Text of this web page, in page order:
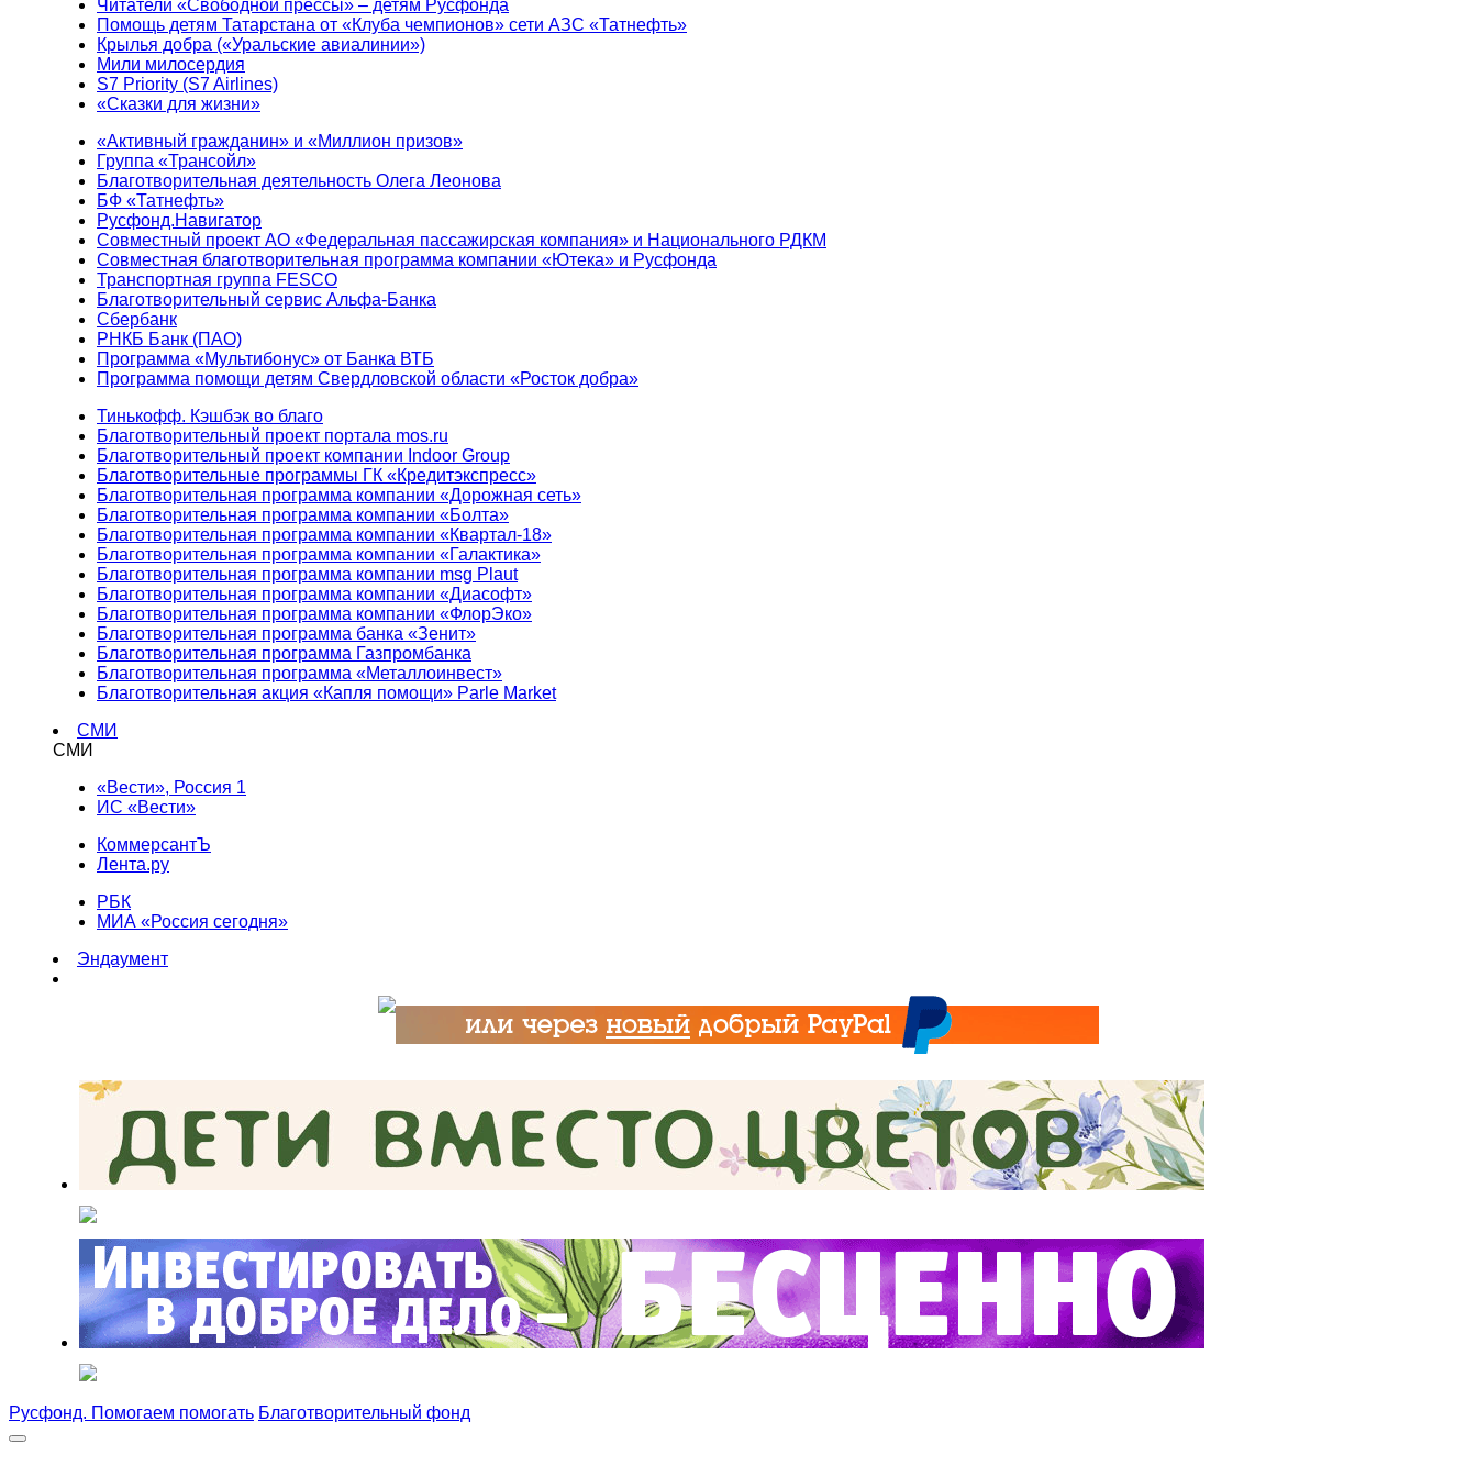
Читатели «Свободной прессы» – детям Русфонда
Помощь детям Татарстана от «Клуба чемпионов» сети АЗС «Татнефть»
Крылья добра («Уральские авиалинии»)
Мили милосердия
S7 Priority (S7 Airlines)
«Сказки для жизни»
«Активный гражданин» и «Миллион призов»
Группа «Трансойл»
Благотворительная деятельность Олега Леонова
БФ «Татнефть»
Русфонд.Навигатор
Совместный проект АО «Федеральная пассажирская компания» и Национального РДКМ
Совместная благотворительная программа компании «Ютека» и Русфонда
Транспортная группа FESCO
Благотворительный сервис Альфа-Банка
Сбербанк
РНКБ Банк (ПАО)
Программа «Мультибонус» от Банка ВТБ
Программа помощи детям Свердловской области «Росток добра»
Тинькофф. Кэшбэк во благо
Благотворительный проект портала mos.ru
Благотворительный проект компании Indoor Group
Благотворительные программы ГК «Кредитэкспресс»
Благотворительная программа компании «Дорожная сеть»
Благотворительная программа компании «Болта»
Благотворительная программа компании «Квартал-18»
Благотворительная программа компании «Галактика»
Благотворительная программа компании msg Plaut
Благотворительная программа компании «Диасофт»
Благотворительная программа компании «ФлорЭко»
Благотворительная программа банка «Зенит»
Благотворительная программа Газпромбанка
Благотворительная программа «Металлоинвест»
Благотворительная акция «Капля помощи» Parle Market
СМИ
СМИ
«Вести», Россия 1
ИС «Вести»
КоммерсантЪ
Лента.ру
РБК
МИА «Россия сегодня»
Эндаумент
Русфонд. Помогаем помогать Благотворительный фонд